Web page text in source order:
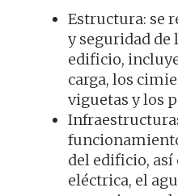
Estructura: se
y seguridad de
edificio,
carga, los
viguetas y los
del edificio,
eléctrica, el